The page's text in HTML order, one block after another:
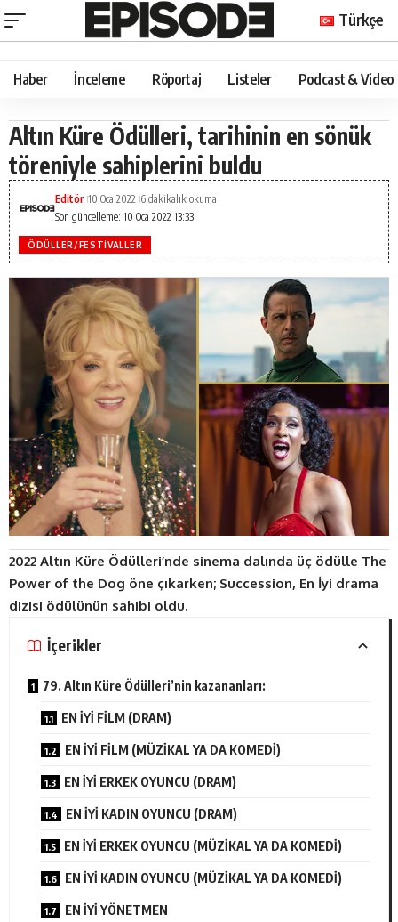
Türkçe
Haber İnceleme Röportaj Listeler Podcast & Video
Altın Küre Ödülleri, tarihinin en sönük
töreniyle sahiplerini buldu
Son güncelleme: 10 Oca 2022 13:33
Editör 10 Oca 2022 6 dakikalık okuma
ÖDÜLLER/FESTIVALLER
2022 Altın Küre Ödülleri’nde sinema dalında üç ödülle The
Power of the Dog öne çıkarken; Succession, En İyi drama
dizisi ödülünün sahibi oldu.
İçerikler
79. Altın Küre Ödülleri’nin kazananları:
EN İYİ FİLM (DRAM)
EN İYİ FİLM (MÜZİKAL YA DA KOMEDİ)
EN İYİ ERKEK OYUNCU (DRAM)
EN İYİ KADIN OYUNCU (DRAM)
EN İYİ ERKEK OYUNCU (MÜZİKAL YA DA KOMEDİ)
EN İYİ KADIN OYUNCU (MÜZİKAL YA DA KOMEDİ)
EN İYİ YÖNETMEN